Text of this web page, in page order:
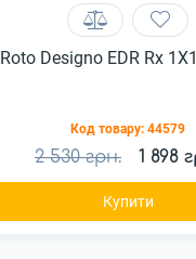
Designo EDR Rх
Код товару: 44579
2 530 грн. 1 898
Купити